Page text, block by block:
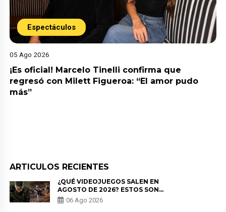
Espectáculos
05 Ago 2026
¡Es oficial! Marcelo Tinelli confirma que
regresó con Milett Figueroa: “El amor pudo
más”
ARTICULOS RECIENTES
¿QUÉ VIDEOJUEGOS SALEN EN
AGOSTO DE 2026? ESTOS SON
LOS ESTRENOS MÁS ESPERADOS
06 Ago 2026